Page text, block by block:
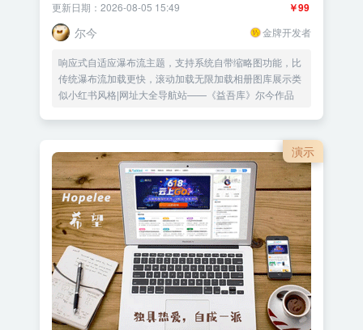
￥99
更新日期：2026-08-05 15:49
尔今 金牌开发者
响应式自适应瀑布流主题，支持系统自带缩略图功能，比
传统瀑布流加载更快，滚动加载无限加载相册图库展示类
似小红书风格|网址大全导航站——《益吾库》尔今作品
演示